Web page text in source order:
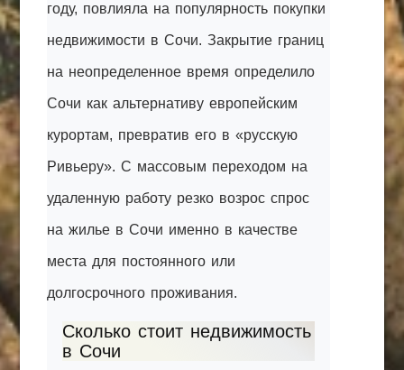
году, повлияла на популярность покупки
недвижимости в Сочи. Закрытие границ
на неопределенное время определило
Сочи как альтернативу европейским
курортам, превратив его в «русскую
Ривьеру». С массовым переходом на
удаленную работу резко возрос спрос
на жилье в Сочи именно в качестве
места для постоянного или
долгосрочного проживания.
Сколько стоит недвижимость
в Сочи